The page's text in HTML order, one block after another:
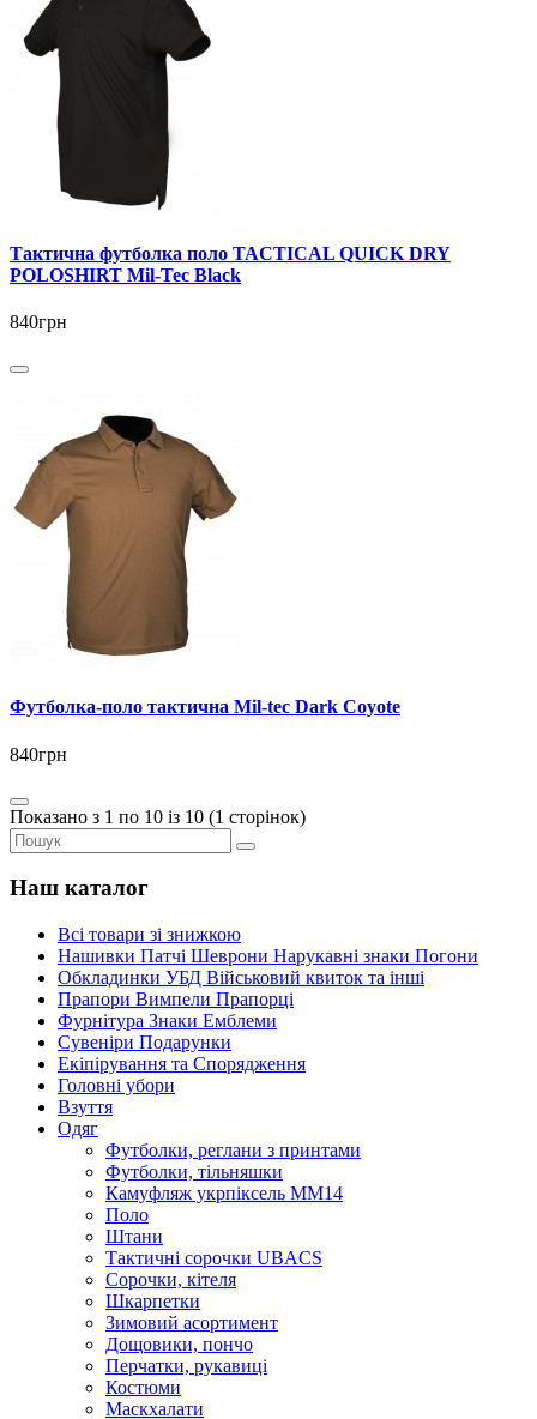
Тактична футболка поло TACTICAL QUICK DRY
POLOSHIRT Mil-Tec Black
840грн
Футболка-поло тактична Mil-tec Dark Coyote
840грн
Показано з 1 по 10 із 10 (1 сторінок)
Наш каталог
Всі товари зі знижкою
Нашивки Патчі Шеврони Нарукавні знаки Погони
Обкладинки УБД Військовий квиток та інші
Прапори Вимпели Прапорці
Фурнітура Знаки Емблеми
Сувеніри Подарунки
Екіпірування та Спорядження
Головні убори
Взуття
Одяг
Футболки, реглани з принтами
Футболки, тільняшки
Камуфляж укрпіксель ММ14
Поло
Штани
Тактичні сорочки UBACS
Cорочки, кітеля
Шкарпетки
Зимовий асортимент
Дощовики, пончо
Перчатки, рукавиці
Костюми
Маскхалати